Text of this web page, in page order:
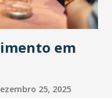
em
25, 2025